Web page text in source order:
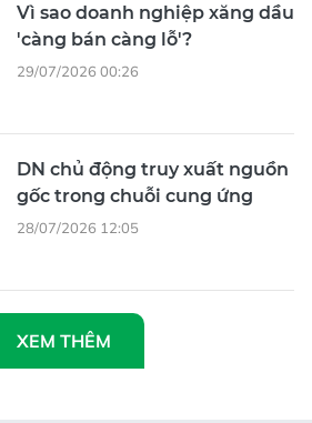
Vì sao doanh nghiệp xăng dầu
'càng bán càng lỗ'?
29/07/2026 00:26
DN chủ động truy xuất nguồn
gốc trong chuỗi cung ứng
28/07/2026 12:05
XEM THÊM